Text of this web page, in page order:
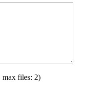
max files: 2)